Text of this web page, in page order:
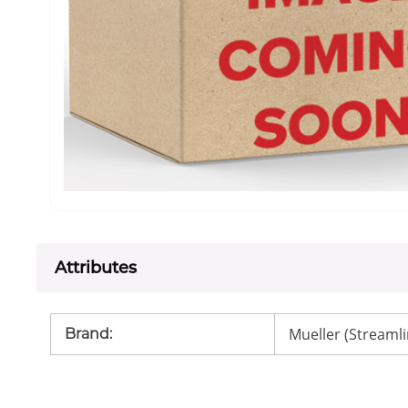
Attributes
Brand: Mueller